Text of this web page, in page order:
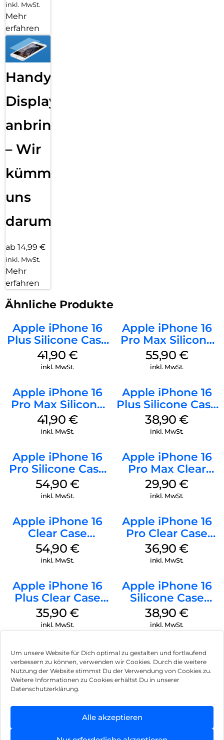
Um unsere Website für Dich optimal zu gestalten und fortlaufend
verbessern zu können, verwenden wir Cookies. Durch die weitere
Nutzung der Website stimmst Du der Verwendung von Cookies zu.
Weitere Informationen zu Cookies erhältst Du in unserer
Datenschutzerklärung.
Alle akzeptieren
inkl. MwSt.
Mehr
erfahren
Handy
Displayfolie
anbringen
– Wir
kümmern
uns
darum!
ab 14,99 €
inkl. MwSt.
Mehr
erfahren
Ähnliche Produkte
Apple iPhone 16
Plus Silicone Case
MagSafe Stone
Gray
41,90 €
inkl. MwSt.
Apple iPhone 16
Pro Max Silicone
Case MagSafe
Stone Gray
55,90 €
inkl. MwSt.
Apple iPhone 16
Pro Max Silicone
Case MagSafe
Ultramarine
41,90 €
inkl. MwSt.
Apple iPhone 16
Plus Silicone Case
MagSafe Denim
38,90€
inkl. MwSt.
Apple iPhone 16
Pro Silicone Case
MagSafe Black
54,90 €
inkl. MwSt.
Apple iPhone 16
Pro Max Clear
Case MagSafe
Transparent
29,90€
inkl. MwSt.
Apple iPhone 16
Clear Case
MagSafe
Transparent
54,90 €
inkl. MwSt.
Apple iPhone 16
Pro Clear Case
MagSafe
Transparent
36,90€
inkl. MwSt.
Apple iPhone 16
Plus Clear Case
MagSafe
Transparent
35,90 €
inkl. MwSt.
Apple iPhone 16
Silicone Case
MagSafe
Ultramarine
38,90€
inkl. MwSt.
Impressum